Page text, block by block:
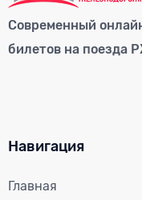
Современный
билетов на поезда
Навигация
Главная